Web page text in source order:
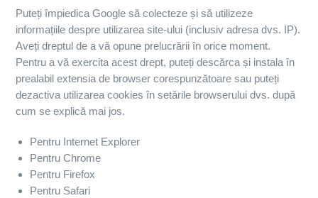
Puteți împiedica Google să colecteze și să utilizeze
informațiile despre utilizarea site-ului (inclusiv adresa dvs. IP).
Aveți dreptul de a vă opune prelucrării în orice moment.
Pentru a vă exercita acest drept, puteți descărca și instala în
prealabil extensia de browser corespunzătoare sau puteți
dezactiva utilizarea cookies în setările browserului dvs. după
cum se explică mai jos.
Pentru Internet Explorer
Pentru Chrome
Pentru Firefox
Pentru Safari